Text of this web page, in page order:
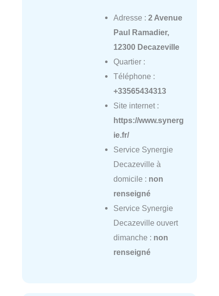
Adresse : 2 Avenue
Paul Ramadier,
12300 Decazeville
Quartier :
Téléphone :
+33565434313
Site internet :
https://www.synerg
ie.fr/
Service Synergie
Decazeville à
domicile : non
renseigné
Service Synergie
Decazeville ouvert
dimanche : non
renseigné